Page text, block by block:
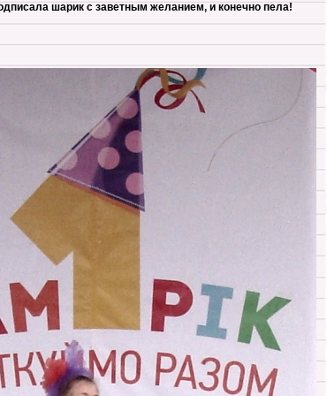
шарик с заветным желанием, и конечно пела!